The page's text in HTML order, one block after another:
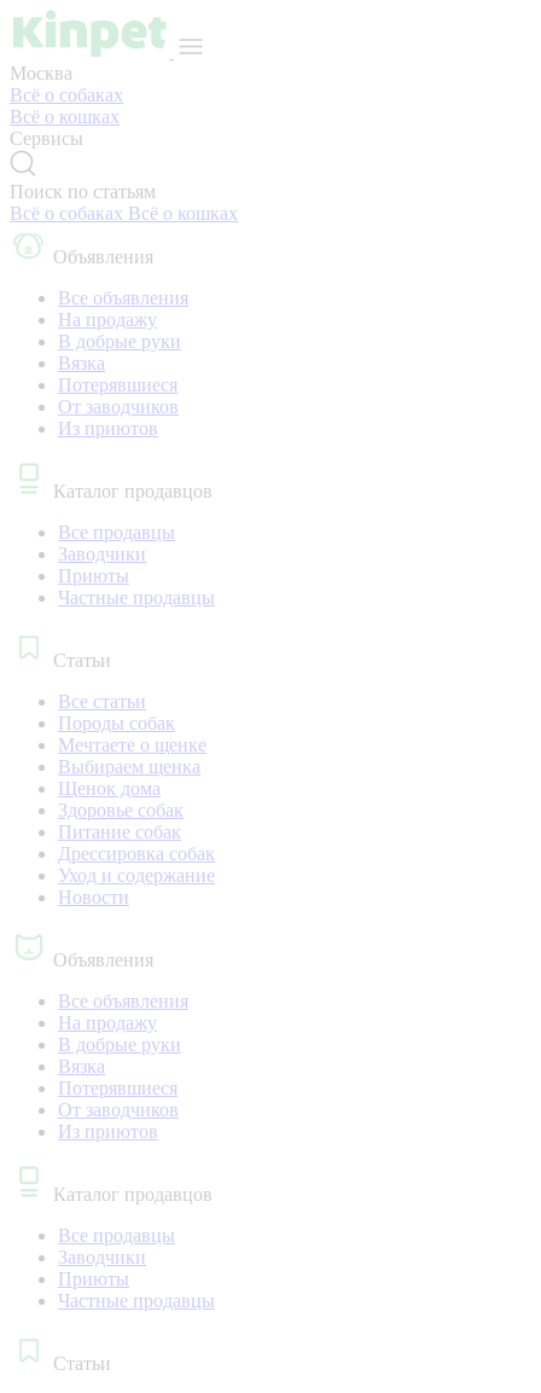
Москва
Всё о собаках
Всё о кошках
Сервисы
Поиск по статьям
Всё о собаках Всё о кошках
Объявления
Все объявления
На продажу
В добрые руки
Вязка
Потерявшиеся
От заводчиков
Из приютов
Каталог продавцов
Все продавцы
Заводчики
Приюты
Частные продавцы
Статьи
Все статьи
Породы собак
Мечтаете о щенке
Выбираем щенка
Щенок дома
Здоровье собак
Питание собак
Дрессировка собак
Уход и содержание
Новости
Объявления
Все объявления
На продажу
В добрые руки
Вязка
Потерявшиеся
От заводчиков
Из приютов
Каталог продавцов
Все продавцы
Заводчики
Приюты
Частные продавцы
Статьи